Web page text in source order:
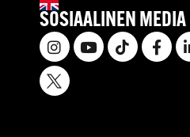
SOSIAALINEN MEDIA